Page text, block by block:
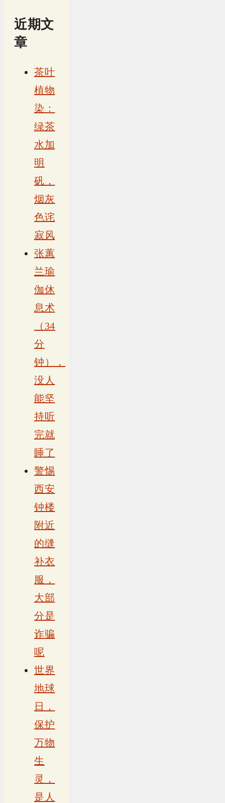
近期文
章
茶叶
植物
染：
绿茶
水加
明
矾，
烟灰
色诧
寂风
张蕙
兰瑜
伽休
息术
（34
分
钟），
没人
能坚
持听
完就
睡了
警惕
西安
钟楼
附近
的缝
补衣
服，
大部
分是
诈骗
呢
世界
地球
日，
保护
万物
生
灵，
是人